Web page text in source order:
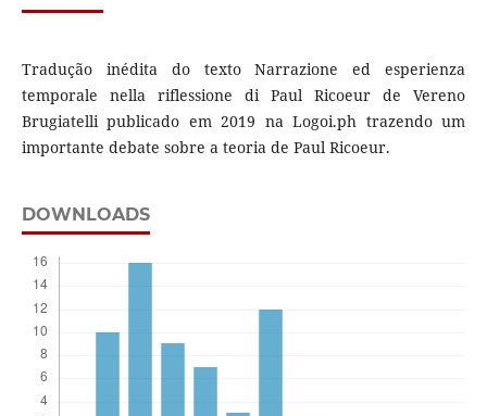
Tradução inédita do texto Narrazione ed esperienza
temporale nella riflessione di Paul Ricoeur de Vereno
Brugiatelli publicado em 2019 na Logoi.ph trazendo um
importante debate sobre a teoria de Paul Ricoeur.
DOWNLOADS